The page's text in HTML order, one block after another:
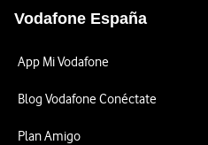
Vodafone España
App Mi Vodafone
Blog Vodafone Conéctate
Plan Amigo